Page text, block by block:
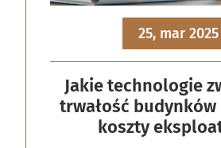
25, mar 2025
Jakie technologie
trwałość
koszty